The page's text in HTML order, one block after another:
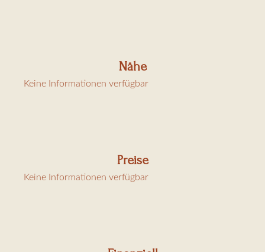
Nähe
Keine Informationen verfügbar
Preise
Keine Informationen verfügbar